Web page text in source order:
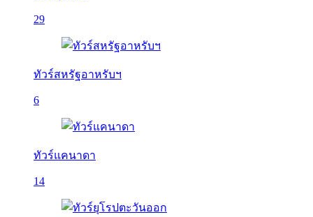
29
ทัวร์สหรัฐอาหรับฯ
6
ทัวร์แคนาดา
14